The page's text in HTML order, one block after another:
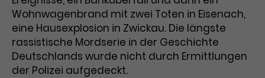
Optin-Einstellungen.
um Besuche zu erkennen.
Name _gid
Zweck
Wird von Google verwendet, um
die Effizienz von Werbeanzeigen zu
messen und Conversions zu
speichern. Dieses Cookie hilft dabei
nachzuvollziehen, ob Nutzer über
Google-Anzeigen auf unsere
Wohnwagenbrand mit zwei Toten in Eisenach,
eine Hausexplosion in Zwickau. Die längste
rassistische Mordserie in der Geschichte
Deutschlands wurde nicht durch Ermittlungen
der Polizei aufgedeckt.